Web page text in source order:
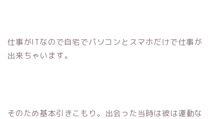
仕事がITなので自宅でパソコンとスマホだけで仕事が
出来ちゃいます。
そのため基本引きこもり。出会った当時は彼は運動な